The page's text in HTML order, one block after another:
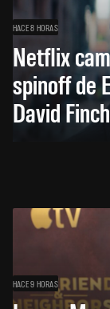
HACE 8 HORAS
Netflix
spinoff de
David
HACE 9 HORAS